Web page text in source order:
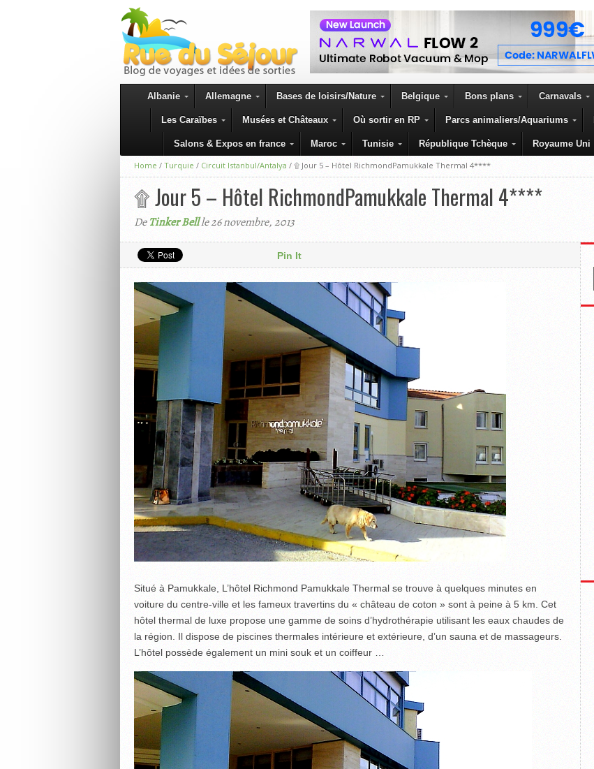
Albanie Allemagne Bases de loisirs/Nature Belgique Bons plans Carnavals
Les Caraïbes Musées et Châteaux Où sortir en RP Parcs animaliers/Aquariums
Salons & Expos en france Maroc Tunisie République Tchèque Royaume Uni
Home / Turquie / Circuit Istanbul/Antalya / ۩ Jour 5 – Hôtel RichmondPamukkale Thermal 4****
۩ Jour 5 – Hôtel RichmondPamukkale Thermal 4****
DeTinker Bellle 26 novembre, 2013
Pin It
Situé à Pamukkale, L’hôtel Richmond Pamukkale Thermal se trouve à quelques minutes en
voiture du centre-ville et les fameux travertins du « château de coton » sont à peine à 5 km. Cet
hôtel thermal de luxe propose une gamme de soins d’hydrothérapie utilisant les eaux chaudes de
la région. Il dispose de piscines thermales intérieure et extérieure, d’un sauna et de massageurs.
L’hôtel possède également un mini souk et un coiffeur …